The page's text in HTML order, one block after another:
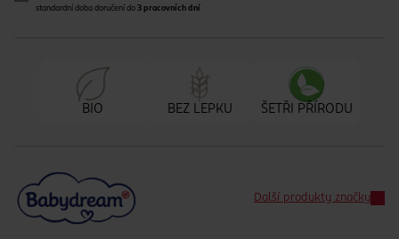
standardní doba doručení do 3 pracovních dní
BIO BEZ LEPKU ŠETŘI PŘÍRODU
Další produkty značky